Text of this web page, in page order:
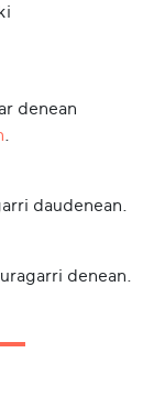
denean
daudenean.
denean.